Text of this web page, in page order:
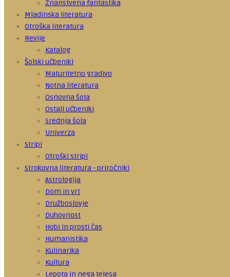
Znanstvena fantastika
Mladinska literatura
Otroška literatura
Revije
Katalog
Šolski učbeniki
Maturitetno gradivo
Notna literatura
Osnovna šola
Ostali učbeniki
Srednja šola
Univerza
Stripi
Otroški stripi
Strokovna literatura - priročniki
Astrologija
Dom in vrt
Družboslovje
Duhovnost
Hobi in prosti čas
Humanistika
Kulinarika
Kultura
Lepota in nega telesa